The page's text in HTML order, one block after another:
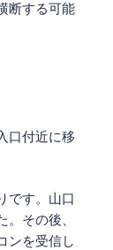
断する可能
口付近に移
です。山口
その後、
ンを受信し